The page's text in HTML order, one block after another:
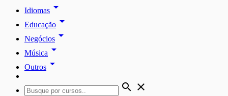
Idiomas arrow_drop_down
Educação arrow_drop_down
Negócios arrow_drop_down
Música arrow_drop_down
Outros arrow_drop_down
search close